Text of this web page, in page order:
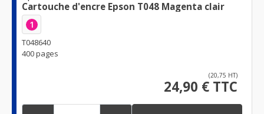
Cartouche d'encre Epson T048 Magenta clair
1
T048640
400 pages
(20,75 HT)
24,90 € TTC